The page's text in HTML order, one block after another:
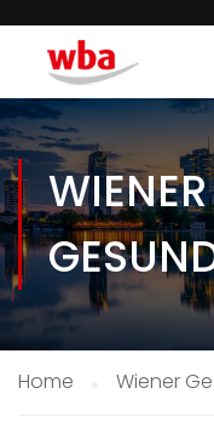
WIENER
Home Wiener